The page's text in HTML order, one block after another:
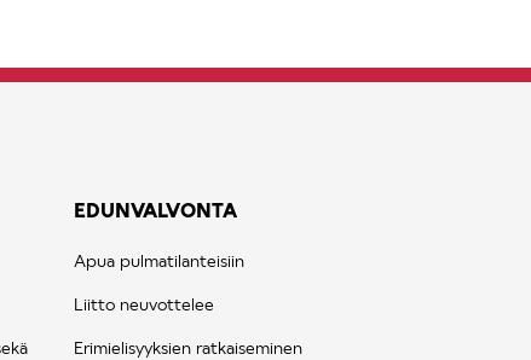
EDUNVALVONTA
Apua pulmatilanteisiin
Liitto neuvottelee
Erimielisyyksien ratkaiseminen